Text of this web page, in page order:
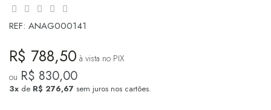
REF: ANAG000141
R$ 788,50 à vista no PIX
ou R$ 830,00
3x de R$ 276,67 sem juros nos cartões.